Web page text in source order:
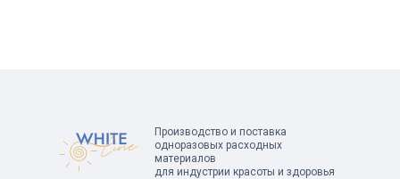
Производство и поставка
одноразовых расходных
материалов
для индустрии красоты и здоровья